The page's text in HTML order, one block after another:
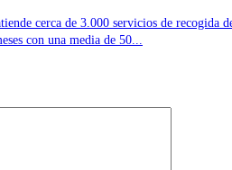
cerca de 3.000 servicios de recogida
con una media de 50...